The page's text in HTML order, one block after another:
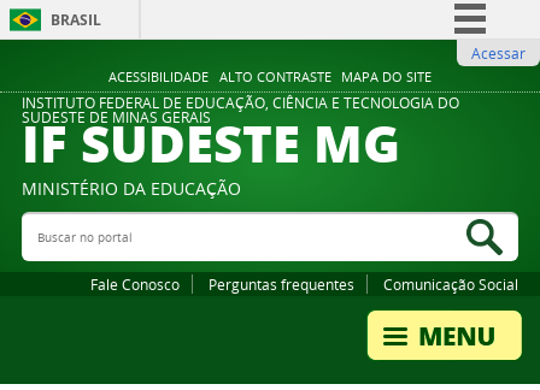
ACESSIBILIDADE ALTO CONTRASTE MAPA DO SITE
BRASIL
Comunica BR
Participe
Legislação
Acessar
INSTITUTO FEDERAL DE EDUCAÇÃO, CIÊNCIA E TECNOLOGIA DO
SUDESTE DE MINAS GERAIS
IF SUDESTE MG
MINISTÉRIO DA EDUCAÇÃO
Buscar no portal
Fale Conosco Perguntas frequentes Comunicação Social